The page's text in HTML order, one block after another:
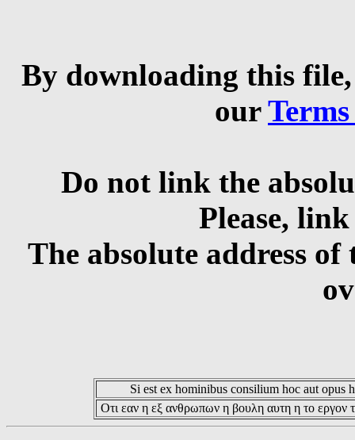
By downloading this
our
Do not link the
Please,
The absolute address
Si est ex hominibus consilium hoc aut opus
Οτι εαν η εξ ανθρωπων η βουλη αυτη η το εργον